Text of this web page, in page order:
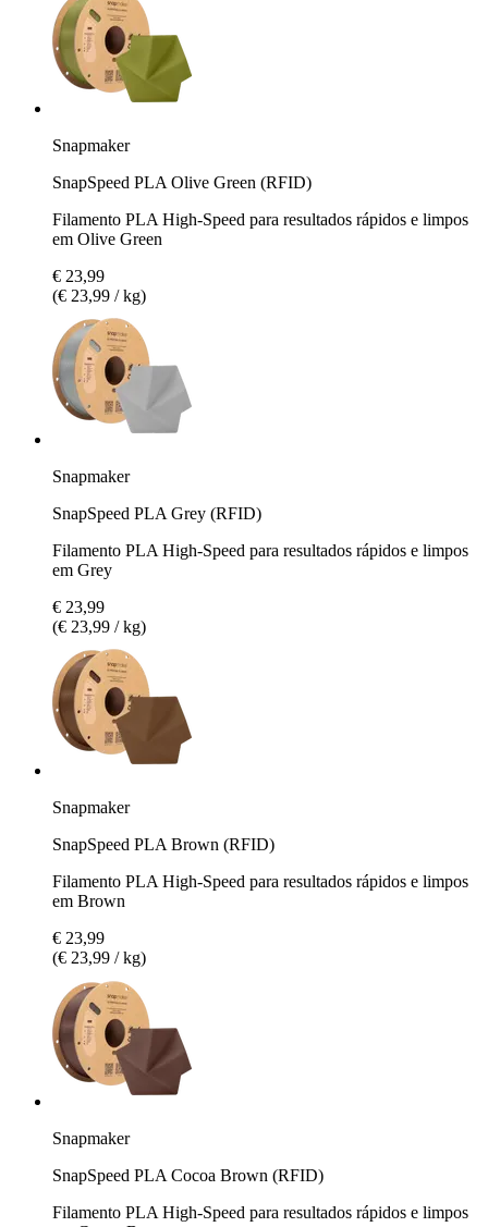
Snapmaker
SnapSpeed PLA Olive Green (RFID)
Filamento PLA High-Speed para resultados rápidos e limpos
em Olive Green
€ 23,99
(€ 23,99 / kg)
Snapmaker
SnapSpeed PLA Grey (RFID)
Filamento PLA High-Speed para resultados rápidos e limpos
em Grey
€ 23,99
(€ 23,99 / kg)
Snapmaker
SnapSpeed PLA Brown (RFID)
Filamento PLA High-Speed para resultados rápidos e limpos
em Brown
€ 23,99
(€ 23,99 / kg)
Snapmaker
SnapSpeed PLA Cocoa Brown (RFID)
Filamento PLA High-Speed para resultados rápidos e limpos